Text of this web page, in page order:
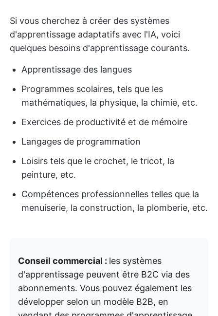
Si vous cherchez à créer des systèmes
d'apprentissage adaptatifs avec l'IA, voici
quelques besoins d'apprentissage courants.
Apprentissage des langues
Programmes scolaires, tels que les
mathématiques, la physique, la chimie, etc.
Exercices de productivité et de mémoire
Langages de programmation
Loisirs tels que le crochet, le tricot, la
peinture, etc.
Compétences professionnelles telles que la
menuiserie, la construction, la plomberie, etc.
Conseil commercial : les systèmes
d'apprentissage peuvent être B2C via des
abonnements. Vous pouvez également les
développer selon un modèle B2B, en